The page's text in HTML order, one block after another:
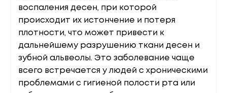
воспаления десен, при которой
происходит их истончение и потеря
плотности, что может привести к
дальнейшему разрушению ткани десен и
зубной альвеолы. Это заболевание чаще
всего встречается у людей с хроническими
проблемами с гигиеной полости рта или